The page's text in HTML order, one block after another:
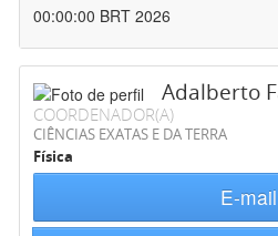
00:00:00 BRT 2026
Adalberto
COORDENADOR(A)
CIÊNCIAS EXATAS E DA TERRA
Física
E-mail